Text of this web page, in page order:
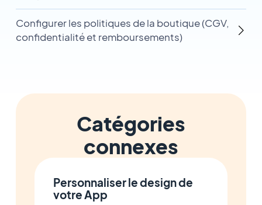
Configurer les politiques de la boutique (CGV,
confidentialité et remboursements)
Catégories
connexes
Personnaliser le design de
votre App